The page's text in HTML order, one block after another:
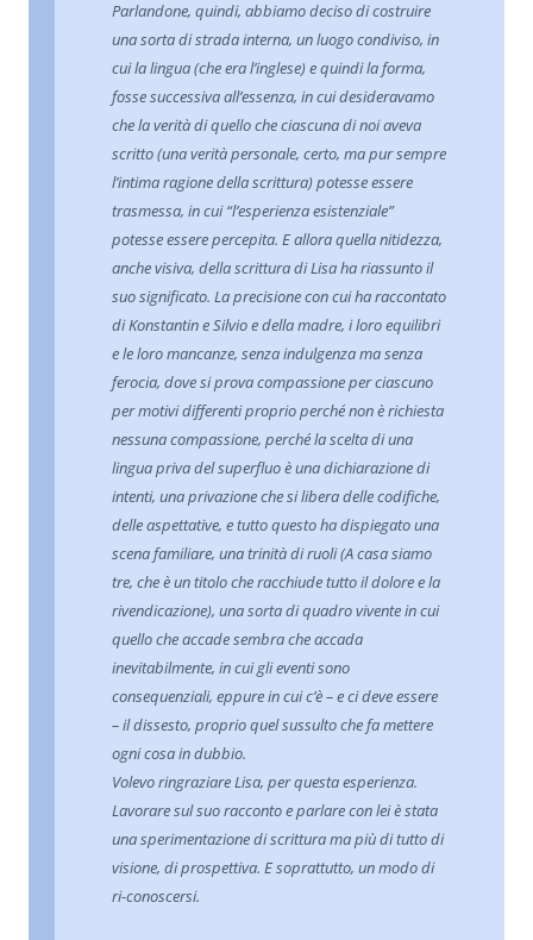
Parlandone, quindi, abbiamo deciso di costruire
una sorta di strada interna, un luogo condiviso, in
cui la lingua (che era l’inglese) e quindi la forma,
fosse successiva all’essenza, in cui desideravamo
che la verità di quello che ciascuna di noi aveva
scritto (una verità personale, certo, ma pur sempre
l’intima ragione della scrittura) potesse essere
trasmessa, in cui “l’esperienza esistenziale”
potesse essere percepita. E allora quella nitidezza,
anche visiva, della scrittura di Lisa ha riassunto il
suo significato. La precisione con cui ha raccontato
di Konstantin e Silvio e della madre, i loro equilibri
e le loro mancanze, senza indulgenza ma senza
ferocia, dove si prova compassione per ciascuno
per motivi differenti proprio perché non è richiesta
nessuna compassione, perché la scelta di una
lingua priva del superfluo è una dichiarazione di
intenti, una privazione che si libera delle codifiche,
delle aspettative, e tutto questo ha dispiegato una
scena familiare, una trinità di ruoli (A casa siamo
tre, che è un titolo che racchiude tutto il dolore e la
rivendicazione), una sorta di quadro vivente in cui
quello che accade sembra che accada
inevitabilmente, in cui gli eventi sono
consequenziali, eppure in cui c’è – e ci deve essere
– il dissesto, proprio quel sussulto che fa mettere
ogni cosa in dubbio.
Volevo ringraziare Lisa, per questa esperienza.
Lavorare sul suo racconto e parlare con lei è stata
una sperimentazione di scrittura ma più di tutto di
visione, di prospettiva. E soprattutto, un modo di
ri-conoscersi.